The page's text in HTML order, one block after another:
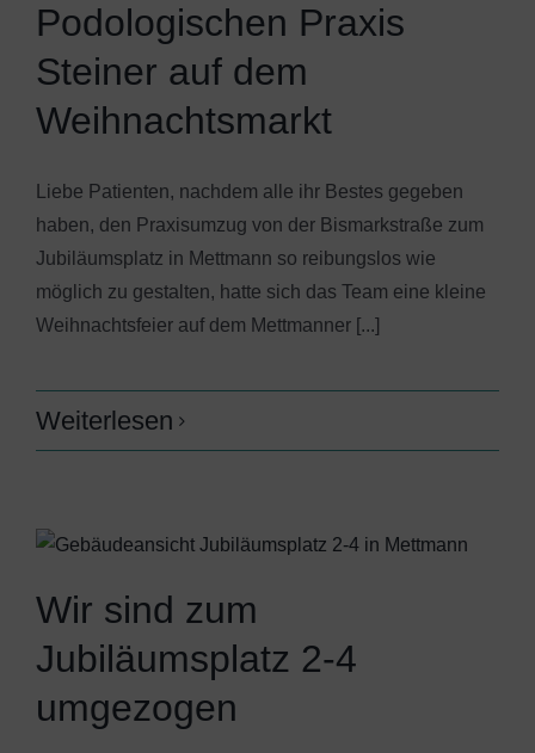
Podologischen Praxis
Steiner auf dem
Weihnachtsmarkt
Liebe Patienten, nachdem alle ihr Bestes gegeben
haben, den Praxisumzug von der Bismarkstraße zum
Jubiläumsplatz in Mettmann so reibungslos wie
möglich zu gestalten, hatte sich das Team eine kleine
Weihnachtsfeier auf dem Mettmanner [...]
Weiterlesen
Wir sind zum
Jubiläumsplatz 2-4
umgezogen